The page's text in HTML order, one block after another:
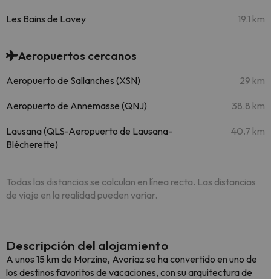
Les Bains de Lavey 19.1 km
Aeropuertos cercanos
Aeropuerto de Sallanches (XSN) 29 km
Aeropuerto de Annemasse (QNJ) 38.8 km
Lausana (QLS-Aeropuerto de Lausana-
Blécherette)
40.7 km
Todas las distancias se calculan en línea recta. Las distancias
de viaje en la realidad pueden variar.
Descripción del alojamiento
A unos 15 km de Morzine, Avoriaz se ha convertido en uno de
los destinos favoritos de vacaciones, con su arquitectura de